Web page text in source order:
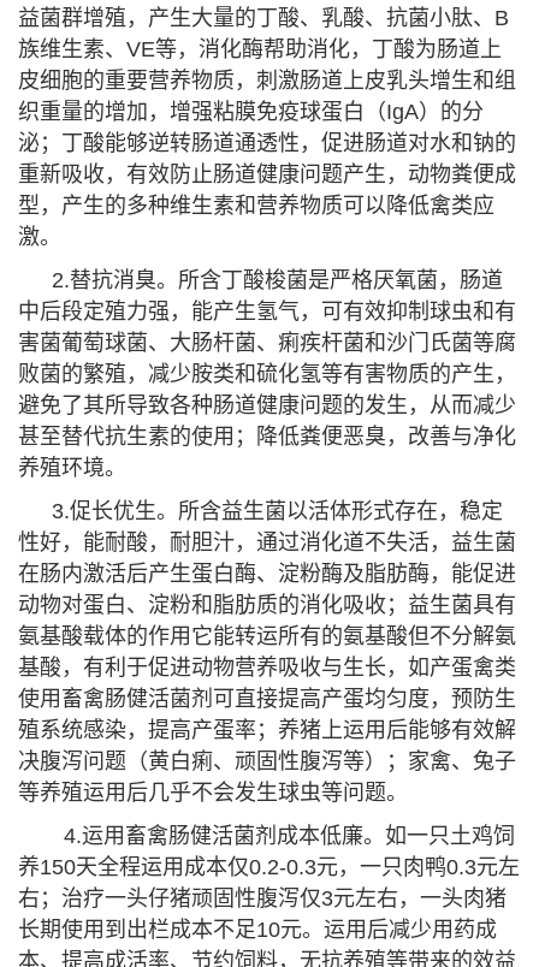
益菌群增殖，产生大量的丁酸、乳酸、抗菌小肽、B
族维生素、VE等，消化酶帮助消化，丁酸为肠道上
皮细胞的重要营养物质，刺激肠道上皮乳头增生和组
织重量的增加，增强粘膜免疫球蛋白（IgA）的分
泌；丁酸能够逆转肠道通透性，促进肠道对水和钠的
重新吸收，有效防止肠道健康问题产生，动物粪便成
型，产生的多种维生素和营养物质可以降低禽类应
激。
2.替抗消臭。所含丁酸梭菌是严格厌氧菌，肠道
中后段定殖力强，能产生氢气，可有效抑制球虫和有
害菌葡萄球菌、大肠杆菌、痢疾杆菌和沙门氏菌等腐
败菌的繁殖，减少胺类和硫化氢等有害物质的产生，
避免了其所导致各种肠道健康问题的发生，从而减少
甚至替代抗生素的使用；降低粪便恶臭，改善与净化
养殖环境。
3.促长优生。所含益生菌以活体形式存在，稳定
性好，能耐酸，耐胆汁，通过消化道不失活，益生菌
在肠内激活后产生蛋白酶、淀粉酶及脂肪酶，能促进
动物对蛋白、淀粉和脂肪质的消化吸收；益生菌具有
氨基酸载体的作用它能转运所有的氨基酸但不分解氨
基酸，有利于促进动物营养吸收与生长，如产蛋禽类
使用畜禽肠健活菌剂可直接提高产蛋均匀度，预防生
殖系统感染，提高产蛋率；养猪上运用后能够有效解
决腹泻问题（黄白痢、顽固性腹泻等）；家禽、兔子
等养殖运用后几乎不会发生球虫等问题。
4.运用畜禽肠健活菌剂成本低廉。如一只土鸡饲
养150天全程运用成本仅0.2-0.3元，一只肉鸭0.3元左
右；治疗一头仔猪顽固性腹泻仅3元左右，一头肉猪
长期使用到出栏成本不足10元。运用后减少用药成
本、提高成活率、节约饲料，无抗养殖等带来的效益